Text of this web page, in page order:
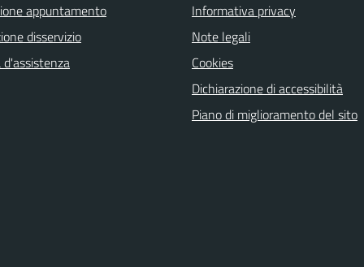
appuntamento
disservizio
d'assistenza
Informativa privacy
Note legali
Cookies
Dichiarazione di accessibilità
Piano di miglioramento del sito